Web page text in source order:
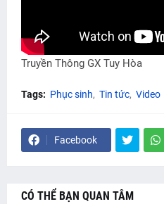
Truyền Thông GX Tuy Hòa
Tags: Phục sinh Tin tức Video
Facebook
CÓ THỂ BẠN QUAN TÂM